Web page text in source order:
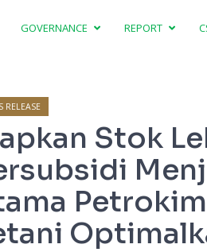
GOVERNANCE REPORT
RELEASE
Stok